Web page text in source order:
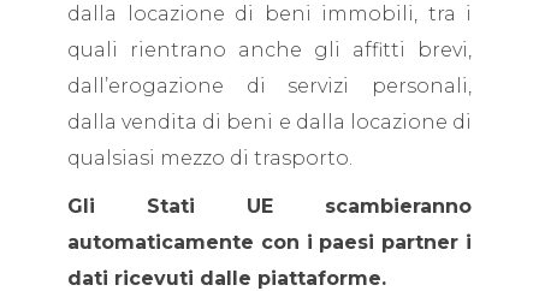
dalla locazione di beni immobili, tra i
quali rientrano anche gli affitti brevi,
dall’erogazione di servizi personali,
dalla vendita di beni e dalla locazione di
qualsiasi mezzo di trasporto.
Gli Stati UE scambieranno
automaticamente con i paesi partner i
dati ricevuti dalle piattaforme.